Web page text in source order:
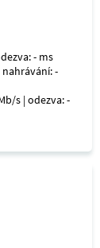
- ms
nahrávání: -
s | odezva: -